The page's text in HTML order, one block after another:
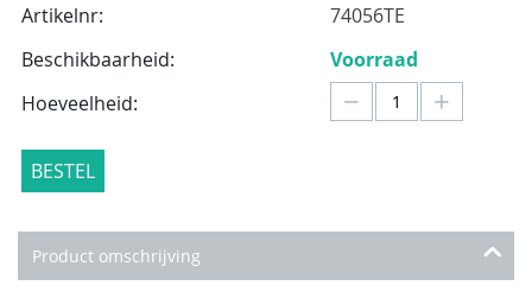
Artikelnr:
74056TE
Beschikbaarheid:
Voorraad
Hoeveelheid:
+
−
BESTEL
Product omschrijving